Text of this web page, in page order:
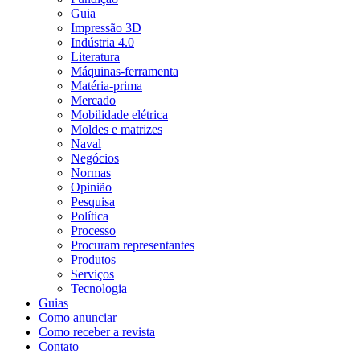
Guia
Impressão 3D
Indústria 4.0
Literatura
Máquinas-ferramenta
Matéria-prima
Mercado
Mobilidade elétrica
Moldes e matrizes
Naval
Negócios
Normas
Opinião
Pesquisa
Política
Processo
Procuram representantes
Produtos
Serviços
Tecnologia
Guias
Como anunciar
Como receber a revista
Contato